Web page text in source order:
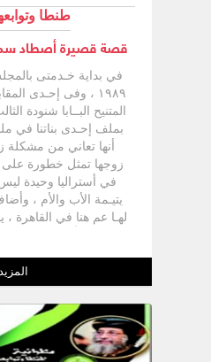
طنطا
قصة قصيرة أصطاد
في بداية خـدمتى
١٩٨٩ ، وفى إحـدى
المتنيح البــابا شنودة
بملف إحـدى بناتنا في
أنها تعاني من مشكلة
زوجها تمثل خطورة على
في أستراليا وحيدة
يتيـمة الأب والأم ،
لهـا عم هنا في القاهرة
البابا ذهبت مسرعاً
الإكليريكي باحثاً عن ملف
وجدته ، وعكفت على
المزيد